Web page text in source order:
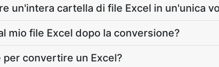
un'intera cartella di file Excel in un'unica
mio file Excel dopo la conversione?
per convertire un Excel?